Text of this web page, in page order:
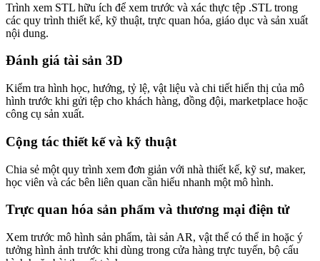
Trình xem STL hữu ích để xem trước và xác thực tệp .STL trong
các quy trình thiết kế, kỹ thuật, trực quan hóa, giáo dục và sản xuất
nội dung.
Đánh giá tài sản 3D
Kiểm tra hình học, hướng, tỷ lệ, vật liệu và chi tiết hiển thị của mô
hình trước khi gửi tệp cho khách hàng, đồng đội, marketplace hoặc
công cụ sản xuất.
Cộng tác thiết kế và kỹ thuật
Chia sẻ một quy trình xem đơn giản với nhà thiết kế, kỹ sư, maker,
học viên và các bên liên quan cần hiểu nhanh một mô hình.
Trực quan hóa sản phẩm và thương mại điện tử
Xem trước mô hình sản phẩm, tài sản AR, vật thể có thể in hoặc ý
tưởng hình ảnh trước khi dùng trong cửa hàng trực tuyến, bộ cấu